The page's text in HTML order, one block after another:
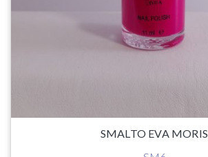
SMALTO EVA MORIS